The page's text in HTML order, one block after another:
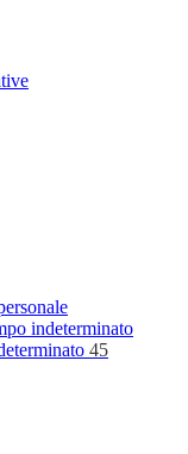
indeterminato
45